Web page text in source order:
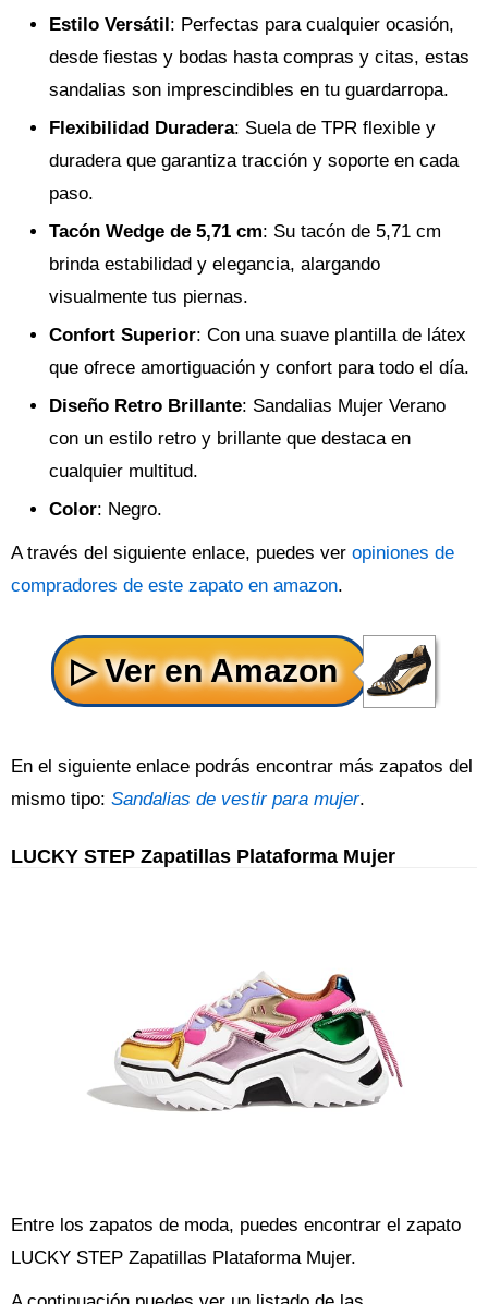
Estilo Versátil: Perfectas para cualquier ocasión,
desde fiestas y bodas hasta compras y citas, estas
sandalias son imprescindibles en tu guardarropa.
Flexibilidad Duradera: Suela de TPR flexible y
duradera que garantiza tracción y soporte en cada
paso.
Tacón Wedge de 5,71 cm: Su tacón de 5,71 cm
brinda estabilidad y elegancia, alargando
visualmente tus piernas.
Confort Superior: Con una suave plantilla de látex
que ofrece amortiguación y confort para todo el día.
Diseño Retro Brillante: Sandalias Mujer Verano
con un estilo retro y brillante que destaca en
cualquier multitud.
Color: Negro.
A través del siguiente enlace, puedes ver opiniones de
compradores de este zapato en amazon.
En el siguiente enlace podrás encontrar más zapatos del
mismo tipo: Sandalias de vestir para mujer.
LUCKY STEP Zapatillas Plataforma Mujer
Entre los zapatos de moda, puedes encontrar el zapato
LUCKY STEP Zapatillas Plataforma Mujer.